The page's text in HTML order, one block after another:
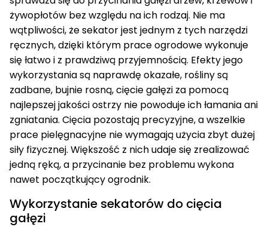
żywopłotów bez względu na ich rodzaj. Nie ma
wątpliwości, że sekator jest jednym z tych narzędzi
ręcznych, dzięki którym prace ogrodowe wykonuje
się łatwo i z prawdziwą przyjemnością. Efekty jego
wykorzystania są naprawdę okazałe, rośliny są
zadbane, bujnie rosną, cięcie gałęzi za pomocą
najlepszej jakości ostrzy nie powoduje ich łamania ani
zgniatania. Cięcia pozostają precyzyjne, a wszelkie
prace pielęgnacyjne nie wymagają użycia zbyt dużej
siły fizycznej. Większość z nich udaje się zrealizować
jedną ręką, a przycinanie bez problemu wykona
nawet początkujący ogrodnik.
Wykorzystanie sekatorów do cięcia
gałęzi